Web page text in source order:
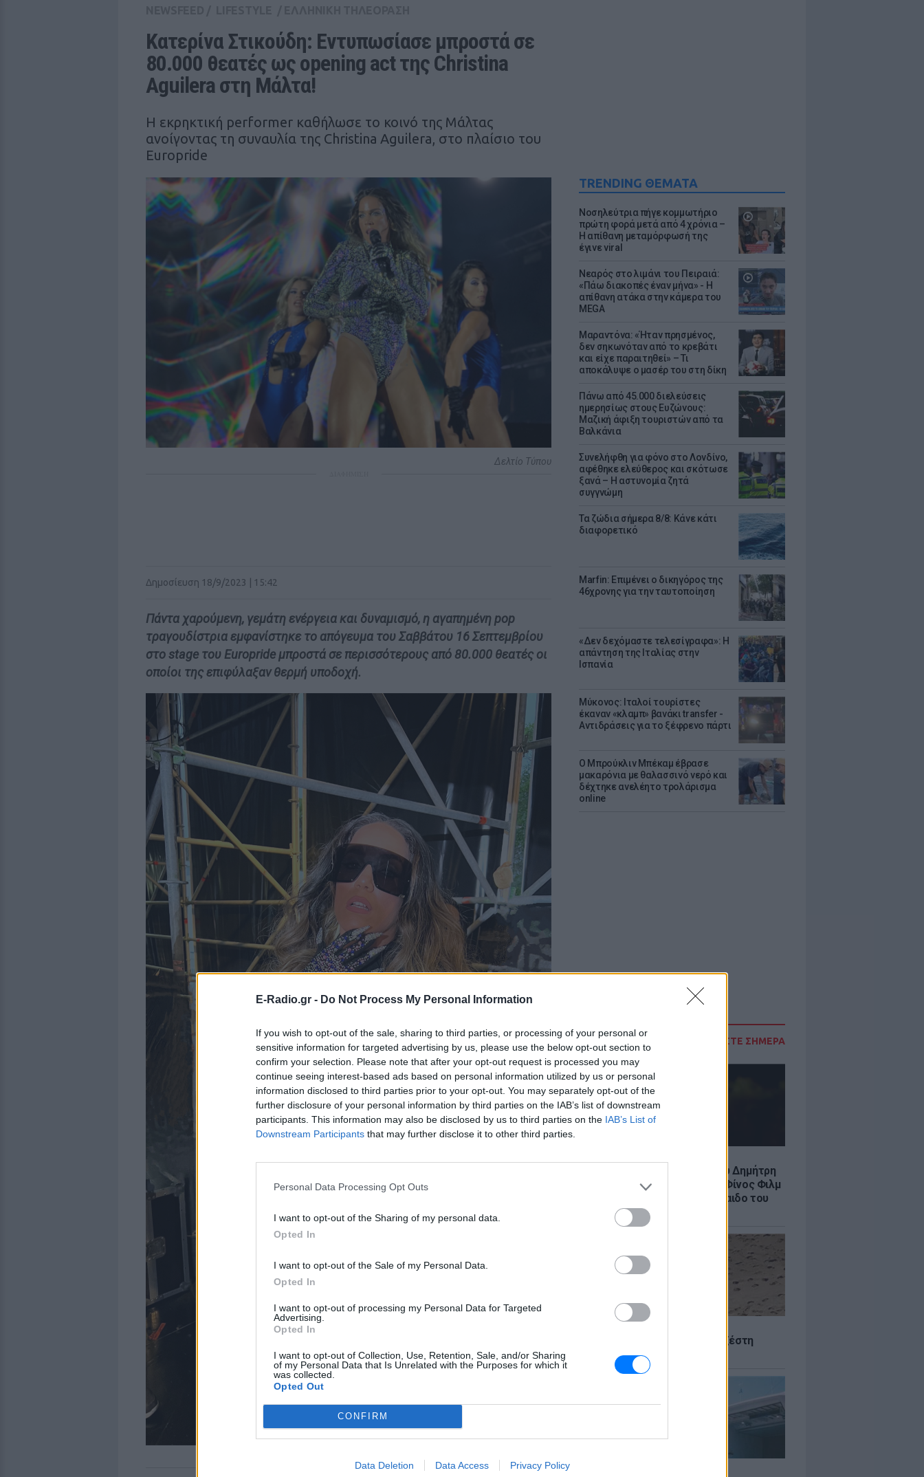
E-Radio.gr - Do Not Process My Personal Information
If you wish to opt-out of the sale, sharing to third parties, or processing of your personal or
sensitive information for targeted advertising by us, please use the below opt-out section to
confirm your selection. Please note that after your opt-out request is processed you may
continue seeing interest-based ads based on personal information utilized by us or personal
information disclosed to third parties prior to your opt-out. You may separately opt-out of the
further disclosure of your personal information by third parties on the IAB’s list of downstream
participants. This information may also be disclosed by us to third parties on the IAB’s List of
Downstream Participants that may further disclose it to other third parties.
Personal Data Processing Opt Outs
I want to opt-out of the Sharing of my personal data.
Opted In
I want to opt-out of the Sale of my Personal Data.
Opted In
I want to opt-out of processing my Personal Data for Targeted
Advertising.
Opted In
I want to opt-out of Collection, Use, Retention, Sale, and/or Sharing
of my Personal Data that Is Unrelated with the Purposes for which it
was collected.
Opted Out
CONFIRM
Data Deletion Data Access Privacy Policy
TRENDING ΘΕΜΑΤΑ
Νοσηλεύτρια πήγε κομμωτήριο
πρώτη φορά μετά από 4 χρόνια –
Η απίθανη μεταμόρφωσή της
έγινε viral
Νεαρός στο λιμάνι του Πειραιά:
«Πάω διακοπές έναν μήνα» - Η
απίθανη ατάκα στην κάμερα του
MEGA
Μαραντόνα: «Ήταν πρησμένος,
δεν σηκωνόταν από το κρεβάτι
και είχε παραιτηθεί» – Τι
αποκάλυψε ο μασέρ του στη δίκη
Πάνω από 45.000 διελεύσεις
ημερησίως στους Ευζώνους:
Μαζική άφιξη τουριστών από τα
Βαλκάνια
Συνελήφθη για φόνο στο Λονδίνο,
αφέθηκε ελεύθερος και σκότωσε
ξανά – Η αστυνομία ζητά
συγγνώμη
Τα ζώδια σήμερα 8/8: Κάνε κάτι
διαφορετικό
Marfin: Επιμένει ο δικηγόρος της
46χρονης για την ταυτοποίηση
«Δεν δεχόμαστε τελεσίγραφα»: Η
απάντηση της Ιταλίας στην
Ισπανία
Μύκονος: Ιταλοί τουρίστες
έκαναν «κλαμπ» βανάκι transfer -
Αντιδράσεις για το ξέφρενο πάρτι
Ο Μπρούκλιν Μπέκαμ έβρασε
μακαρόνια με θαλασσινό νερό και
δέχτηκε ανελέητο τρολάρισμα
online
ΔΙΑΒΑΣΤΕ ΣΗΜΕΡΑ
22 χρόνια από τον θάνατο του Δημήτρη
Παπαμιχαήλ: Η ανάρτηση της Φίνος Φιλμ
για το «γοητευτικό λεβεντόπαιδο του
ελληνικού σινεμά»
Καιρός: Πού θα «χτυπήσει» η ζέστη
Κατερίνα Στικούδη: Εντυπωσίασε μπροστά σε
80.000 θεατές ως opening act της Christina
Aguilera στη Μάλτα!
Η εκρηκτική performer καθήλωσε το κοινό της Μάλτας
ανοίγοντας τη συναυλία της Christina Aguilera, στο πλαίσιο του
Europride
Δελτίο Τύπου
Δημοσίευση 18/9/2023 | 15:42
Πάντα χαρούμενη, γεμάτη ενέργεια και δυναμισμό, η αγαπημένη pop
τραγουδίστρια εμφανίστηκε το απόγευμα του Σαββάτου 16 Σεπτεμβρίου
στο stage του Europride μπροστά σε περισσότερους από 80.000 θεατές οι
οποίοι της επιφύλαξαν θερμή υποδοχή.
ΔΙΑΦΗΜΙΣΗ